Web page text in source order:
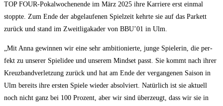
TOP FOUR-Pokal­wo­chen­en­de im März 2025 ihre Kar­rie­re erst ein­mal
stopp­te. Zum Ende der abge­lau­fe­nen Spiel­zeit kehr­te sie auf das Par­kett
zurück und stand im Zweit­li­gaka­der von BBU’01 in Ulm.
„Mit Anna gewin­nen wir eine sehr ambi­tio­nier­te, jun­ge Spie­le­rin, die per­
fekt zu unse­rer Spiel­idee und unse­rem Mind­set passt. Sie kommt nach ihrer
Kreuz­band­ver­let­zung zurück und hat am Ende der ver­gan­ge­nen Sai­son in
Ulm bereits ihre ers­ten Spie­le wie­der absol­viert. Natür­lich ist sie aktu­ell
noch nicht ganz bei 100 Pro­zent, aber wir sind über­zeugt, dass wir sie in